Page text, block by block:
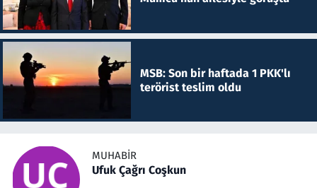
MSB: Son bir haftada 1 PKK'lı
terörist teslim oldu
MUHABIR
Ufuk Çağrı Coşkun